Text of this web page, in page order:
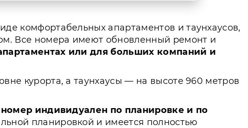
комфортабельных апартаментов и таунхаусов,
Все номера имеют обновленный ремонт и
или для больших компаний и
курорта, а таунхаусы — на высоте 960 метров
индивидуален по планировке и по
планировкой и имеется полностью